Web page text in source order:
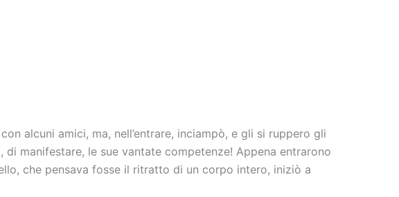
alcuni amici, ma, nell’entrare, inciampò, e gli si ruppero gli
manifestare, le sue vantate competenze! Appena entrarono
che pensava fosse il ritratto di un corpo intero, iniziò a